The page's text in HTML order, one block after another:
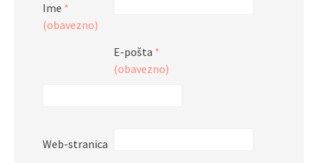
Ime *
(obavezno)
E-pošta *
(obavezno)
Web-stranica